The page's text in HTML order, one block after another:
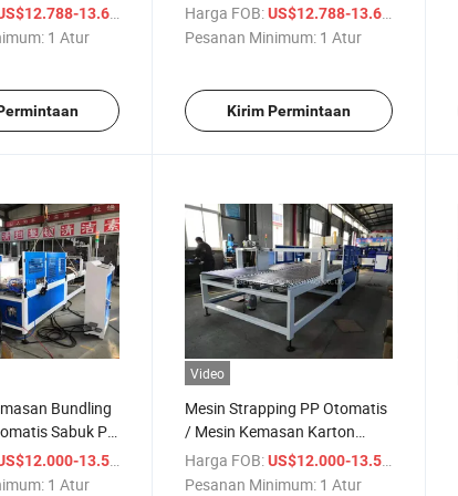
13.600
1 Atur
untuk mengaitkan mesin
bundling
Harga FOB: US$12.788-13.600
Pesanan Minimum: 1 Atur
Kirim Permintaan
Bundling
Sabuk PP
NP
13.500
1 Atur
Video
Mesin Strapping PP Otomatis
/ Mesin Kemasan Karton
Bergelombang
Harga FOB: US$12.000-13.500
Pesanan Minimum: 1 Atur